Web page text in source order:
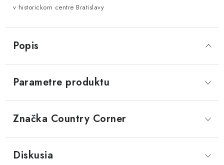
v historickom centre Bratislavy
Popis
Parametre produktu
Značka Country Corner
Diskusia